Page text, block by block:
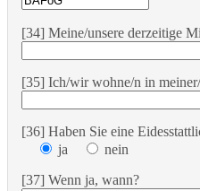
[34] Meine/unsere derzeitige
[35] Ich/wir wohne/n in
[36] Haben Sie eine
ja
nein
[37] Wenn ja, wann?